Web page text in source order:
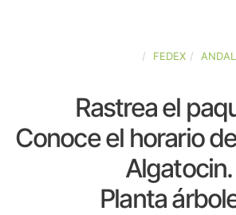
FEDEX
Rastrea el
Conoce el horario
Algatocin.
Planta